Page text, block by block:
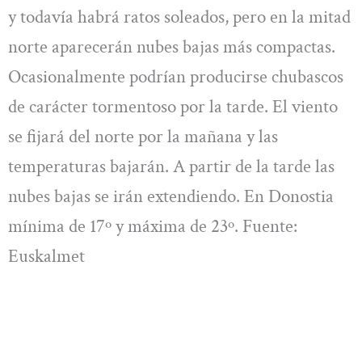
y todavía habrá ratos soleados, pero en la mitad
norte aparecerán nubes bajas más compactas.
Ocasionalmente podrían producirse chubascos
de carácter tormentoso por la tarde. El viento
se fijará del norte por la mañana y las
temperaturas bajarán. A partir de la tarde las
nubes bajas se irán extendiendo. En Donostia
mínima de 17º y máxima de 23º. Fuente:
Euskalmet